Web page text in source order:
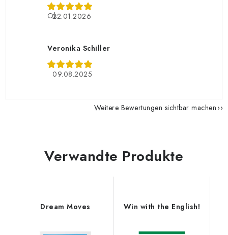
22.01.2026
Ok
Veronika Schiller
09.08.2025
Weitere Bewertungen sichtbar machen
Verwandte Produkte
Dream Moves Win with the English!